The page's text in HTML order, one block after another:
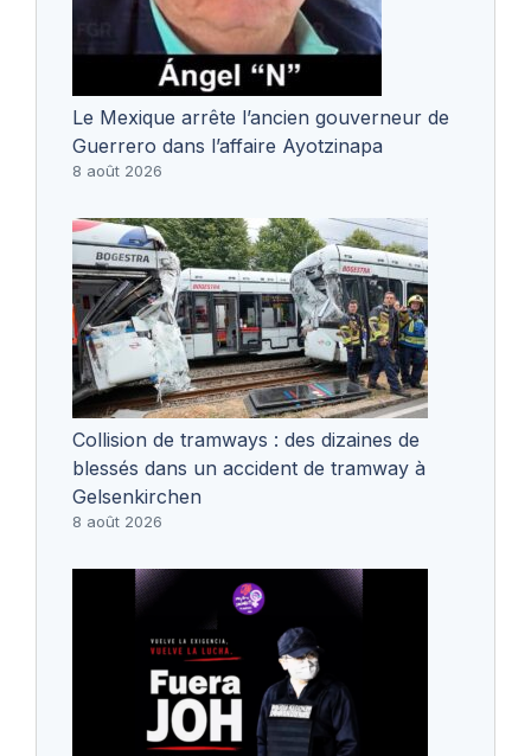
Le Mexique arrête l’ancien gouverneur de
Guerrero dans l’affaire Ayotzinapa
8 août 2026
Collision de tramways : des dizaines de
blessés dans un accident de tramway à
Gelsenkirchen
8 août 2026